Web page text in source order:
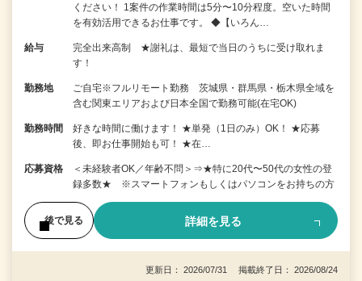
ください！ 1案件の作業時間は5分〜10分程度。空いた時間
を有効活用できるお仕事です。 ◆【いろん…
給与
完全出来高制 ★謝礼は、最短で当日のうちに受け取れま
す！
勤務地
ご自宅※フルリモート勤務 茨城県・群馬県・栃木県全域を
含む関東エリアおよび日本全国で勤務可能(在宅OK)
勤務時間
好きな時間に働けます！ ★単発（1日のみ）OK！ ★応募
後、即お仕事開始も可！ ★在…
応募資格
＜未経験者OK／年齢不問＞⇒★特に20代〜50代の女性の登
録多数★ ※スマートフォンもしくはパソコンをお持ちの方
後で見る 詳細を見る
更新日： 2026/07/31 掲載終了日： 2026/08/24